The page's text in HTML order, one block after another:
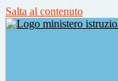
Salta al contenuto